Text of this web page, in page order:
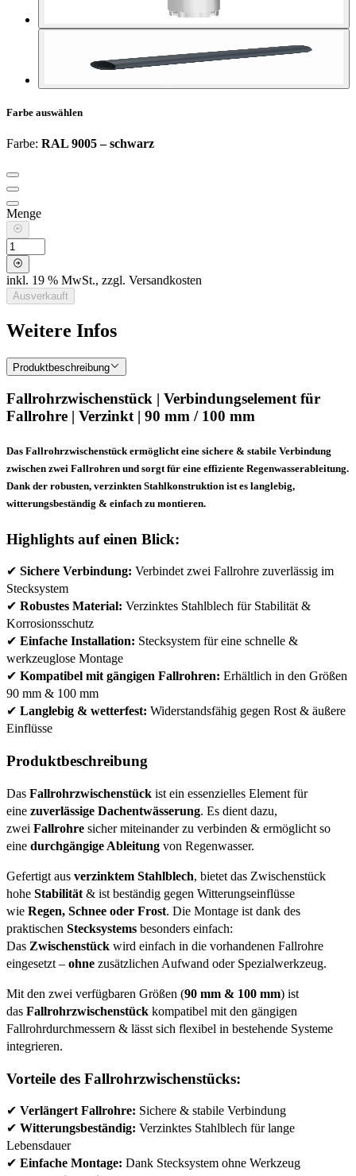
Farbe auswählen
Farbe: RAL 9005 – schwarz
Menge
inkl. 19 % MwSt., zzgl. Versandkosten
Ausverkauft
Weitere Infos
Produktbeschreibung
Fallrohrzwischenstück | Verbindungselement für
Fallrohre | Verzinkt | 90 mm / 100 mm
Das Fallrohrzwischenstückermöglicht eine sichere & stabile Verbindung
zwischen zwei Fallrohren und sorgt für eine effiziente Regenwasserableitung.
Dank der robusten, verzinkten Stahlkonstruktion ist es langlebig,
witterungsbeständig & einfach zu montieren.
Highlights auf einen Blick:
✔ Sichere Verbindung: Verbindet zwei Fallrohre zuverlässig im
Stecksystem
✔ Robustes Material: Verzinktes Stahlblech für Stabilität &
Korrosionsschutz
✔ Einfache Installation: Stecksystem für eine schnelle &
werkzeuglose Montage
✔ Kompatibel mit gängigen Fallrohren: Erhältlich in den Größen
90 mm & 100 mm
✔ Langlebig & wetterfest: Widerstandsfähig gegen Rost & äußere
Einflüsse
Produktbeschreibung
Das Fallrohrzwischenstück ist ein essenzielles Element für
eine zuverlässige Dachentwässerung. Es dient dazu,
zwei Fallrohre sicher miteinander zu verbinden & ermöglicht so
eine durchgängige Ableitung von Regenwasser.
Gefertigt aus verzinktem Stahlblech, bietet das Zwischenstück
hohe Stabilität & ist beständig gegen Witterungseinflüsse
wie Regen, Schnee oder Frost. Die Montage ist dank des
praktischen Stecksystems besonders einfach:
Das Zwischenstück wird einfach in die vorhandenen Fallrohre
eingesetzt – ohne zusätzlichen Aufwand oder Spezialwerkzeug.
Mit den zwei verfügbaren Größen (90 mm & 100 mm) ist
das Fallrohrzwischenstück kompatibel mit den gängigen
Fallrohrdurchmessern & lässt sich flexibel in bestehende Systeme
integrieren.
Vorteile des Fallrohrzwischenstücks:
✔ Verlängert Fallrohre: Sichere & stabile Verbindung
✔ Witterungsbeständig: Verzinktes Stahlblech für lange
Lebensdauer
✔ Einfache Montage: Dank Stecksystem ohne Werkzeug